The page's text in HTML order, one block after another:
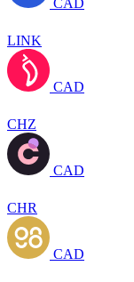
LINK
CAD
CHZ
CAD
CHR
CAD